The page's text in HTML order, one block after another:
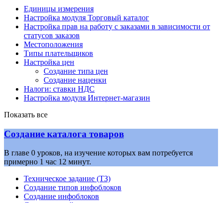
Единицы измерения
Настройка модуля Торговый каталог
Настройка прав на работу с заказами в зависимости от
статусов заказов
Местоположения
Типы плательщиков
Настройка цен
Создание типа цен
Создание наценки
Налоги: ставки НДС
Настройка модуля Интернет-магазин
Показать все
Создание каталога товаров
В главе 0 уроков, на изучение которых вам потребуется
примерно 1 час 12 минут.
Техническое задание (ТЗ)
Создание типов инфоблоков
Создание инфоблоков